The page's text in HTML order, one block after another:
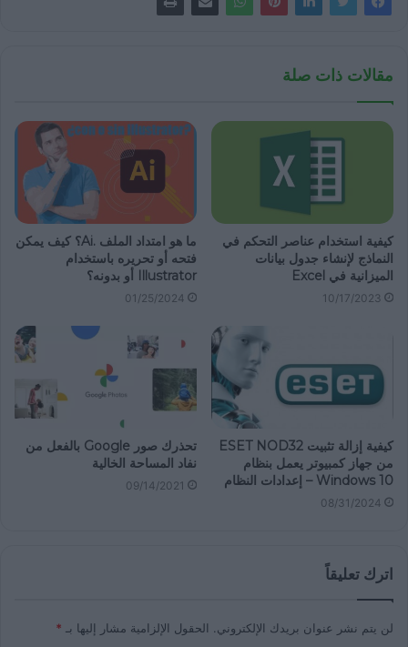
مقالات ذات صلة
كيفية استخدام عناصر التحكم في
النماذج لإنشاء جدول بيانات
الميزانية في Excel
10/17/2023
ما هو امتداد الملف .Ai؟ كيف يمكن
فتحه أو تحريره باستخدام
Illustrator أو بدونه؟
01/25/2024
كيفية إزالة تثبيت ESET NOD32
من جهاز كمبيوتر يعمل بنظام
Windows 10 – إعدادات النظام
08/31/2024
تحذرك صور Google بالفعل من
نفاد المساحة الخالية
09/14/2021
اترك تعليقاً
لن يتم نشر عنوان بريدك الإلكتروني. الحقول الإلزامية مشار إليها بـ *